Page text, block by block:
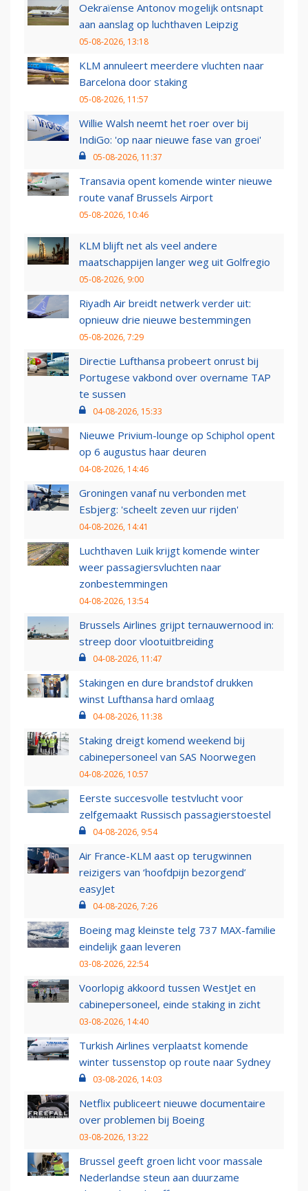
Oekraïense Antonov mogelijk ontsnapt
aan aanslag op luchthaven Leipzig
05-08-2026, 13:18
KLM annuleert meerdere vluchten naar
Barcelona door staking
05-08-2026, 11:57
Willie Walsh neemt het roer over bij
IndiGo: 'op naar nieuwe fase van groei'
05-08-2026, 11:37
Transavia opent komende winter nieuwe
route vanaf Brussels Airport
05-08-2026, 10:46
KLM blijft net als veel andere
maatschappijen langer weg uit Golfregio
05-08-2026, 9:00
Riyadh Air breidt netwerk verder uit:
opnieuw drie nieuwe bestemmingen
05-08-2026, 7:29
Directie Lufthansa probeert onrust bij
Portugese vakbond over overname TAP
te sussen
04-08-2026, 15:33
Nieuwe Privium-lounge op Schiphol opent
op 6 augustus haar deuren
04-08-2026, 14:46
Groningen vanaf nu verbonden met
Esbjerg: 'scheelt zeven uur rijden'
04-08-2026, 14:41
Luchthaven Luik krijgt komende winter
weer passagiersvluchten naar
zonbestemmingen
04-08-2026, 13:54
Brussels Airlines grijpt ternauwernood in:
streep door vlootuitbreiding
04-08-2026, 11:47
Stakingen en dure brandstof drukken
winst Lufthansa hard omlaag
04-08-2026, 11:38
Staking dreigt komend weekend bij
cabinepersoneel van SAS Noorwegen
04-08-2026, 10:57
Eerste succesvolle testvlucht voor
zelfgemaakt Russisch passagierstoestel
04-08-2026, 9:54
Air France-KLM aast op terugwinnen
reizigers van ‘hoofdpijn bezorgend’
easyJet
04-08-2026, 7:26
Boeing mag kleinste telg 737 MAX-familie
eindelijk gaan leveren
03-08-2026, 22:54
Voorlopig akkoord tussen WestJet en
cabinepersoneel, einde staking in zicht
03-08-2026, 14:40
Turkish Airlines verplaatst komende
winter tussenstop op route naar Sydney
03-08-2026, 14:03
Netflix publiceert nieuwe documentaire
over problemen bij Boeing
03-08-2026, 13:22
Brussel geeft groen licht voor massale
Nederlandse steun aan duurzame